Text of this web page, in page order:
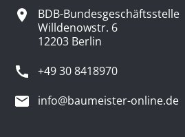
BDB-Bundesgeschäftsstelle
Willdenowstr. 6
12203 Berlin
+49 30 8418970
info@baumeister-online.de